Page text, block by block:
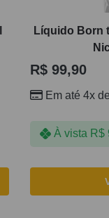
Líquido Born
R$ 99,90
Em até 4x
À vista R$